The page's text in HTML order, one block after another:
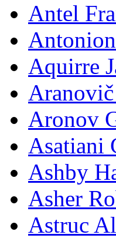
Antel
Aquirre
Aronov
Asatiani
Ashby
Asher
Astruc